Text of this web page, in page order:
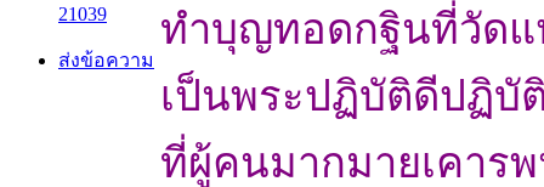
21039
ส่งข้อความ
ทำบุญทอดกฐินที่วัดแ
เป็นพระปฏิบัติดีปฏิบั
ที่ผู้คนมากมายเคาร